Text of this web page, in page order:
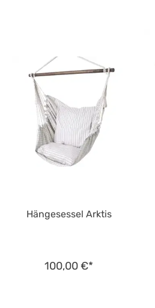
Hängesessel Arktis
100,00 €*